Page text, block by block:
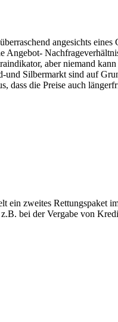
angesichts eines
aber niemand
Silbermarkt sind auf
dass die Preise auch
ein zweites Rettungspaket
bei der Vergabe von